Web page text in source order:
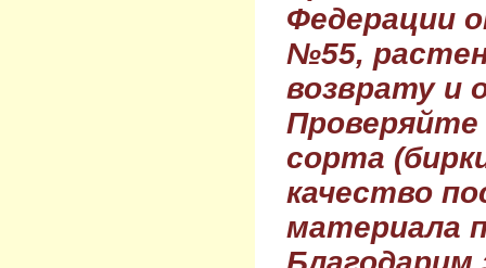
Федерации
№55,
возврату и
Проверяйте
сорта
качество
материала